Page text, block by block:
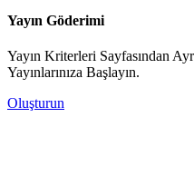
Yayın Göderimi
Yayın Kriterleri Sayfasından
Yayınlarınıza Başlayın.
Oluşturun